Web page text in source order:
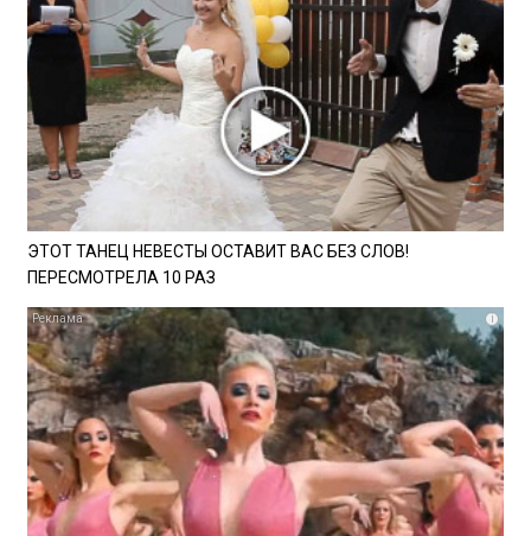
ЭТОТ ТАНЕЦ НЕВЕСТЫ ОСТАВИТ ВАС БЕЗ СЛОВ!
ПЕРЕСМОТРЕЛА 10 РАЗ
i